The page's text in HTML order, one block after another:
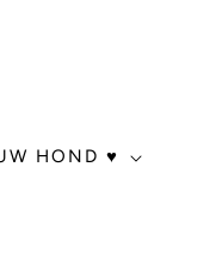
HOND ♥️